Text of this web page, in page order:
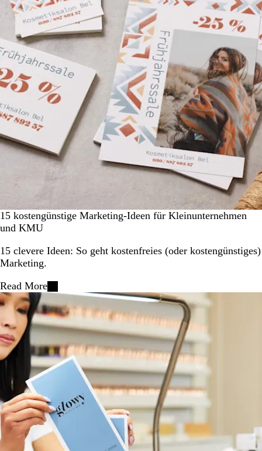
15 kostengünstige Marketing-Ideen für Kleinunternehmen
und KMU
15 clevere Ideen: So geht kostenfreies (oder kostengünstiges)
Marketing.
Read More